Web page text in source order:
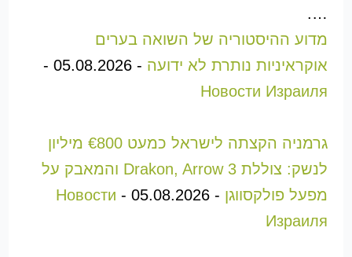
….
מדוע ההיסטוריה של השואה בערים
אוקראיניות נותרת לא ידועה -
05.08.2026
-
Новости Израиля
גרמניה הקצתה לישראל כמעט €800 מיליון
לנשק: צוללת Drakon, Arrow 3 והמאבק על
מפעל פולקסווגן -
05.08.2026
-
Новости
Израиля